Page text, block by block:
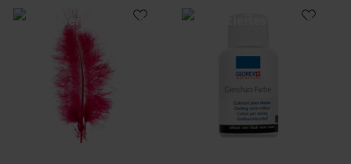
Softfeder 10 Stück Gießharz-Farbe 20ml